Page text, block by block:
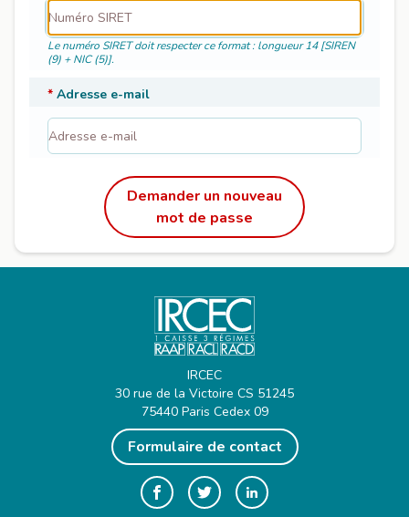
Le numéro SIRET doit respecter ce format : longueur 14 [SIREN
(9) + NIC (5)].
* Adresse e-mail
Demander un nouveau
mot de passe
IRCEC
30 rue de la Victoire CS 51245
75440 Paris Cedex 09
Formulaire de contact